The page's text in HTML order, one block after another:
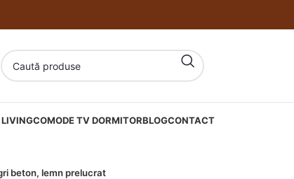
COMODE TV DORMITORBLOGCONTACT
beton, lemn prelucrat